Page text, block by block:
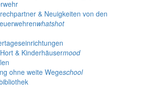
& Neuigkeiten von den
whatshot
& Kinderhäusermood
ohne weite Wegeschool